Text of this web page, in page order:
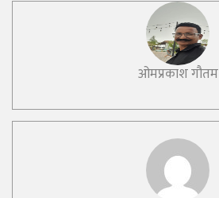
ओमप्रकाश गौतम